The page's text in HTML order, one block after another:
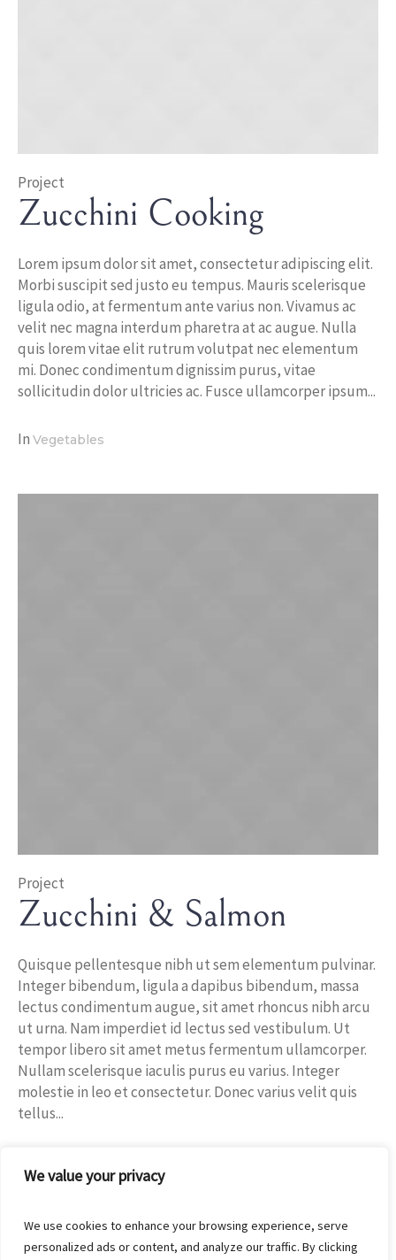
We value your privacy
We use cookies to enhance your browsing experience, serve
personalized ads or content, and analyze our traffic. By clicking
Project
Zucchini Cooking
Lorem ipsum dolor sit amet, consectetur adipiscing elit.
Morbi suscipit sed justo eu tempus. Mauris scelerisque
ligula odio, at fermentum ante varius non. Vivamus ac
velit nec magna interdum pharetra at ac augue. Nulla
quis lorem vitae elit rutrum volutpat nec elementum
mi. Donec condimentum dignissim purus, vitae
sollicitudin dolor ultricies ac. Fusce ullamcorper ipsum...
In Vegetables
Project
Zucchini & Salmon
Quisque pellentesque nibh ut sem elementum pulvinar.
Integer bibendum, ligula a dapibus bibendum, massa
lectus condimentum augue, sit amet rhoncus nibh arcu
ut urna. Nam imperdiet id lectus sed vestibulum. Ut
tempor libero sit amet metus fermentum ullamcorper.
Nullam scelerisque iaculis purus eu varius. Integer
molestie in leo et consectetur. Donec varius velit quis
tellus...